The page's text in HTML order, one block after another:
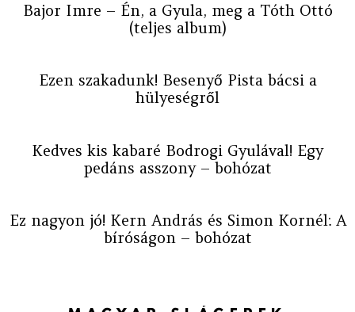
Bajor Imre – Én, a Gyula, meg a Tóth Ottó
(teljes album)
Ezen szakadunk! Besenyő Pista bácsi a
hülyeségről
Kedves kis kabaré Bodrogi Gyulával! Egy
pedáns asszony – bohózat
Ez nagyon jó! Kern András és Simon Kornél: A
bíróságon – bohózat